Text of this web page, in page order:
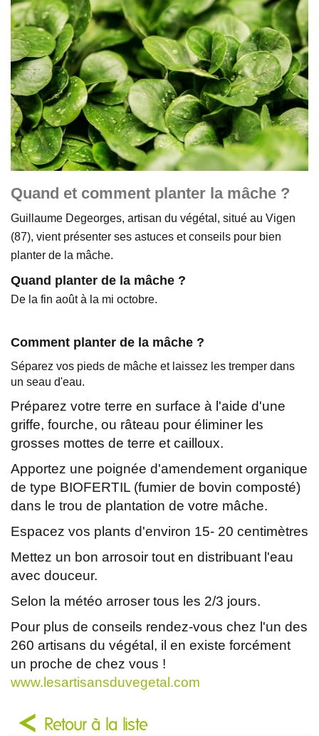
Quand et comment planter la mâche ?
Guillaume Degeorges, artisan du végétal, situé au Vigen
(87), vient présenter ses astuces et conseils pour bien
planter de la mâche.
Quand planter de la mâche ?
De la fin août à la mi octobre.
Comment planter de la mâche ?
Séparez vos pieds de mâche et laissez les tremper dans
un seau d'eau.
Préparez votre terre en surface à l'aide d'une
griffe, fourche, ou râteau pour éliminer les
grosses mottes de terre et cailloux.
Apportez une poignée d'amendement organique
de type BIOFERTIL (fumier de bovin composté)
dans le trou de plantation de votre mâche.
Espacez vos plants d'environ 15- 20 centimètres
Mettez un bon arrosoir tout en distribuant l'eau
avec douceur.
Selon la météo arroser tous les 2/3 jours.
Pour plus de conseils rendez-vous chez l'un des
260 artisans du végétal, il en existe forcément
un proche de chez vous !
www.lesartisansduvegetal.com
Retour à la liste